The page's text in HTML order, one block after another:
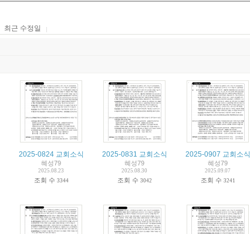
최근 수정일
2025-0824 교회소식
혜성79
2025.08.23
조회 수 3344
2025-0831 교회소식
혜성79
2025.08.30
조회 수 3042
2025-0907 교회소식
혜성79
2025.09.07
조회 수 3241